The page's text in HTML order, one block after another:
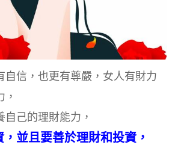
自信，也更有尊嚴，女人有財力
己的理財能力，
並且要善於理財和投資，